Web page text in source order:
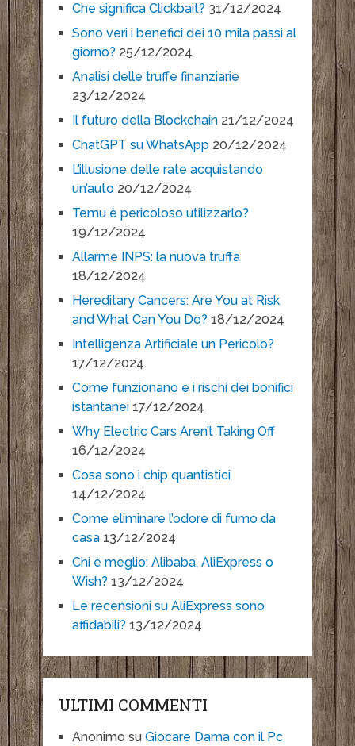
Che significa Clickbait? 31/12/2024
Sono veri i benefici dei 10 mila passi al
giorno? 25/12/2024
Analisi delle truffe finanziarie
23/12/2024
Il futuro della Blockchain 21/12/2024
ChatGPT su WhatsApp 20/12/2024
L’illusione delle rate acquistando
un’auto 20/12/2024
Temu è pericoloso utilizzarlo?
19/12/2024
Allarme INPS: la nuova truffa
18/12/2024
Hereditary Cancers: Are You at Risk
and What Can You Do? 18/12/2024
Intelligenza Artificiale un Pericolo?
17/12/2024
Come funzionano e i rischi dei bonifici
istantanei 17/12/2024
Why Electric Cars Aren’t Taking Off
16/12/2024
Cosa sono i chip quantistici
14/12/2024
Come eliminare l’odore di fumo da
casa 13/12/2024
Chi è meglio: Alibaba, AliExpress o
Wish? 13/12/2024
Le recensioni su AliExpress sono
affidabili? 13/12/2024
ULTIMI COMMENTI
Anonimo su Giocare Dama con il Pc